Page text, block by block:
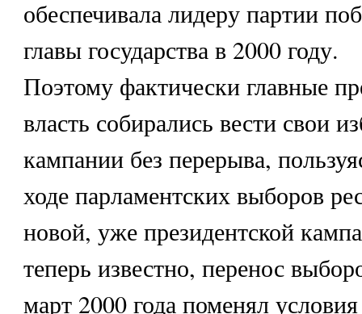
обеспечивала лидеру партии
главы государства в 2000 году.
Поэтому фактически главные
власть собирались вести свои
кампании без перерыва,
ходе парламентских выборов
новой, уже президентской
теперь известно, перенос
март 2000 года поменял